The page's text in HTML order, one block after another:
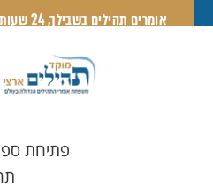
אומרים תהילים בשבילך, 24 שעות ביממה | 1-700-700-721
פתיחת